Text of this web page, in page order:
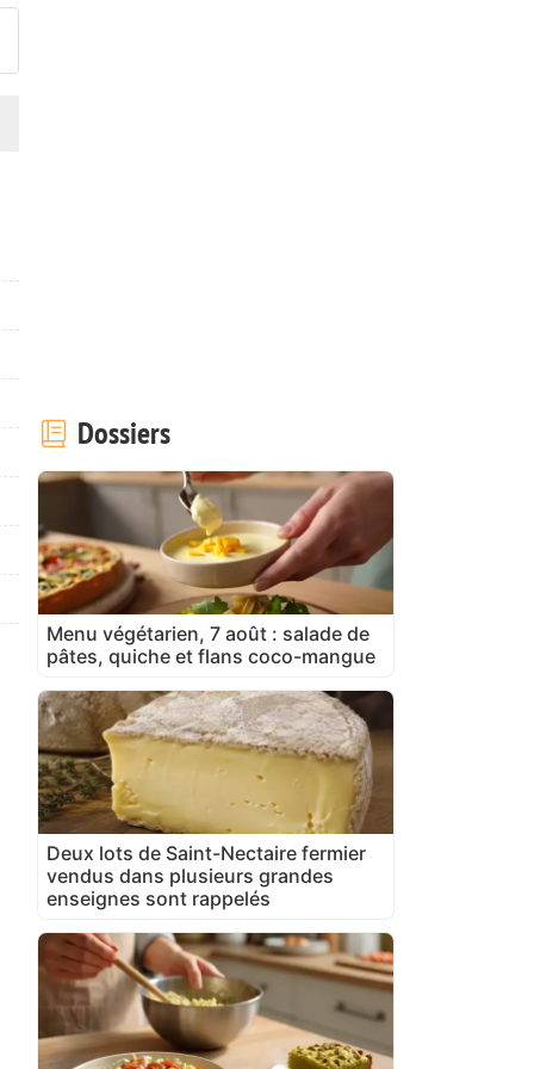
Dossiers
Menu végétarien, 7 août : salade de
pâtes, quiche et flans coco-mangue
Deux lots de Saint-Nectaire fermier
vendus dans plusieurs grandes
enseignes sont rappelés